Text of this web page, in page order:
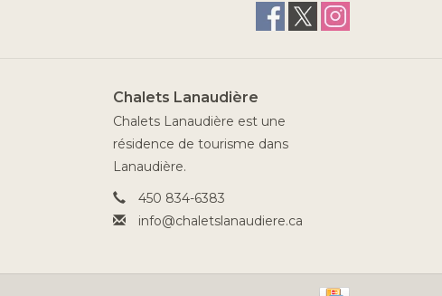
Chalets Lanaudière
Chalets Lanaudière est une
résidence de tourisme dans
Lanaudière.
450 834-6383
info@chaletslanaudiere.ca